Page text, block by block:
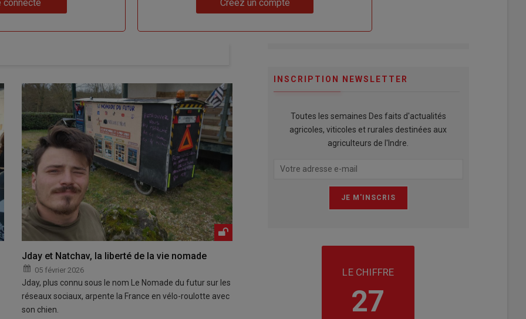
connecte Créez un compte
Jday et Natchav, la liberté de la vie nomade
05 février 2026
Jday, plus connu sous le nom Le Nomade du futur sur les
réseaux sociaux, arpente la France en vélo-roulotte avec
son chien.
INSCRIPTION NEWSLETTER
Toutes les semaines Des faits d'actualités
agricoles, viticoles et rurales destinées aux
agriculteurs de l'Indre.
LE CHIFFRE
27